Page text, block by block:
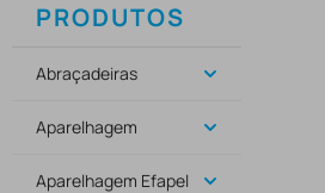
PRODUTOS
Abraçadeiras
Aparelhagem
Aparelhagem Efapel